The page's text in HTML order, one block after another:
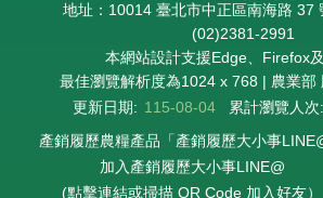
地址：10014 臺北市中正區南海路 37
(02)2381-2991
本網站設計支援Edge、Firefox
最佳瀏覽解析度為1024 x 768 | 農業部
更新日期: 115-08-04 累計瀏覽人次:
產銷履歷農糧產品「產銷履歷大小事
加入產銷履歷大小事LINE@
(點擊連結或掃描 QR Code 加入好友）